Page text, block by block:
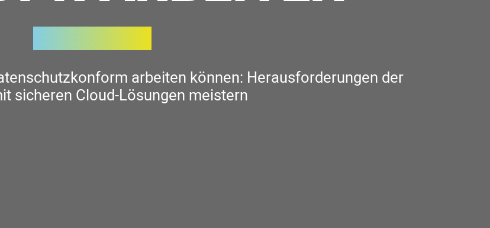
arbeiten können: Herausforderungen der
sicheren Cloud-Lösungen meistern